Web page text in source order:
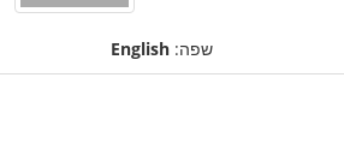
שפה: English